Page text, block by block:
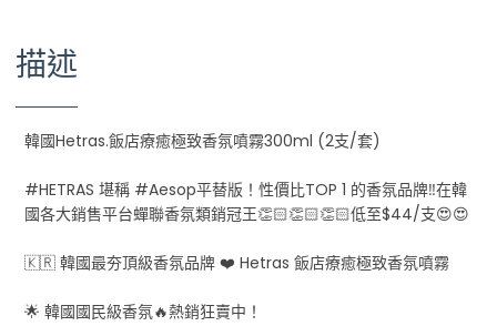
描述
韓國Hetras.飯店療癒極致香氛噴霧300ml (2支/套)
#HETRAS 堪稱 #Aesop平替版！性價比TOP 1 的香氛品牌‼️在韓
國各大銷售平台蟬聯香氛類銷冠王👏🏻👏🏻👏🏻低至$44/支😍😍
🇰🇷 韓國最夯頂級香氛品牌 ❤️ Hetras 飯店療癒極致香氛噴霧
🌟 韓國國民級香氛🔥熱銷狂賣中！